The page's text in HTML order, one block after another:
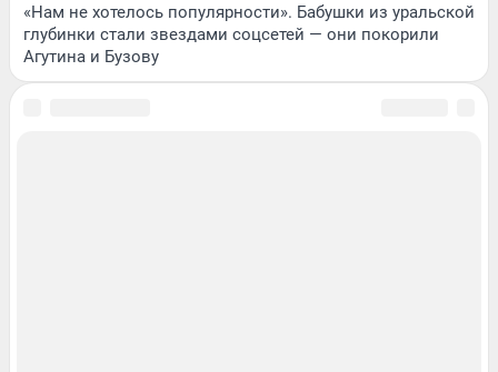
«Нам не хотелось популярности». Бабушки из уральской
глубинки стали звездами соцсетей — они покорили
Агутина и Бузову